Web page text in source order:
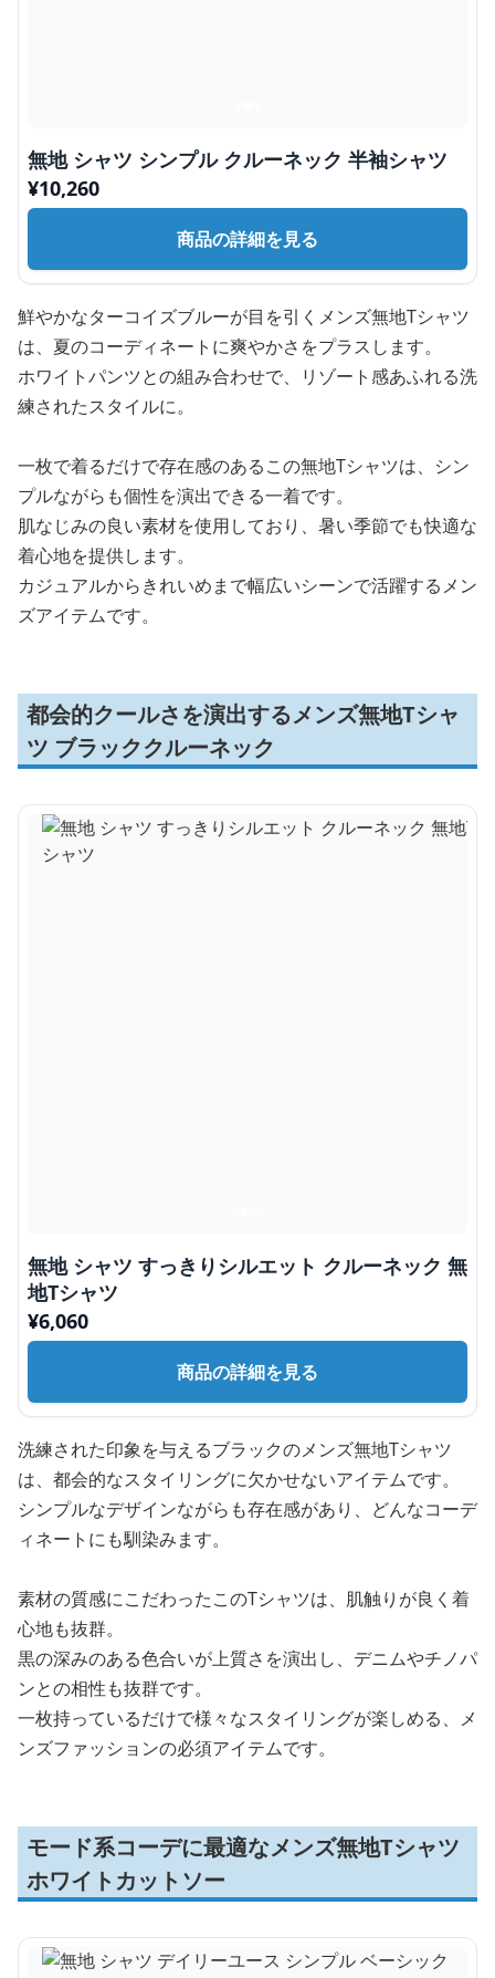
無地 シャツ シンプル クルーネック 半袖シャツ
¥10,260
商品の詳細を見る
鮮やかなターコイズブルーが目を引くメンズ無地Tシャツ
は、夏のコーディネートに爽やかさをプラスします。
ホワイトパンツとの組み合わせで、リゾート感あふれる洗
練されたスタイルに。
一枚で着るだけで存在感のあるこの無地Tシャツは、シン
プルながらも個性を演出できる一着です。
肌なじみの良い素材を使用しており、暑い季節でも快適な
着心地を提供します。
カジュアルからきれいめまで幅広いシーンで活躍するメン
ズアイテムです。
都会的クールさを演出するメンズ無地Tシャ
ツ ブラッククルーネック
無地 シャツ すっきりシルエット クルーネック 無
地Tシャツ
¥6,060
商品の詳細を見る
洗練された印象を与えるブラックのメンズ無地Tシャツ
は、都会的なスタイリングに欠かせないアイテムです。
シンプルなデザインながらも存在感があり、どんなコーデ
ィネートにも馴染みます。
素材の質感にこだわったこのTシャツは、肌触りが良く着
心地も抜群。
黒の深みのある色合いが上質さを演出し、デニムやチノパ
ンとの相性も抜群です。
一枚持っているだけで様々なスタイリングが楽しめる、メ
ンズファッションの必須アイテムです。
モード系コーデに最適なメンズ無地Tシャツ
ホワイトカットソー